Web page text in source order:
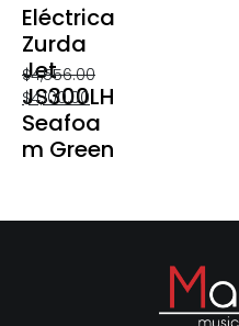
Eléctrica
Zurda
Jet
JS300LH
Seafoa
m Green
$4,556.00
$4,100.00